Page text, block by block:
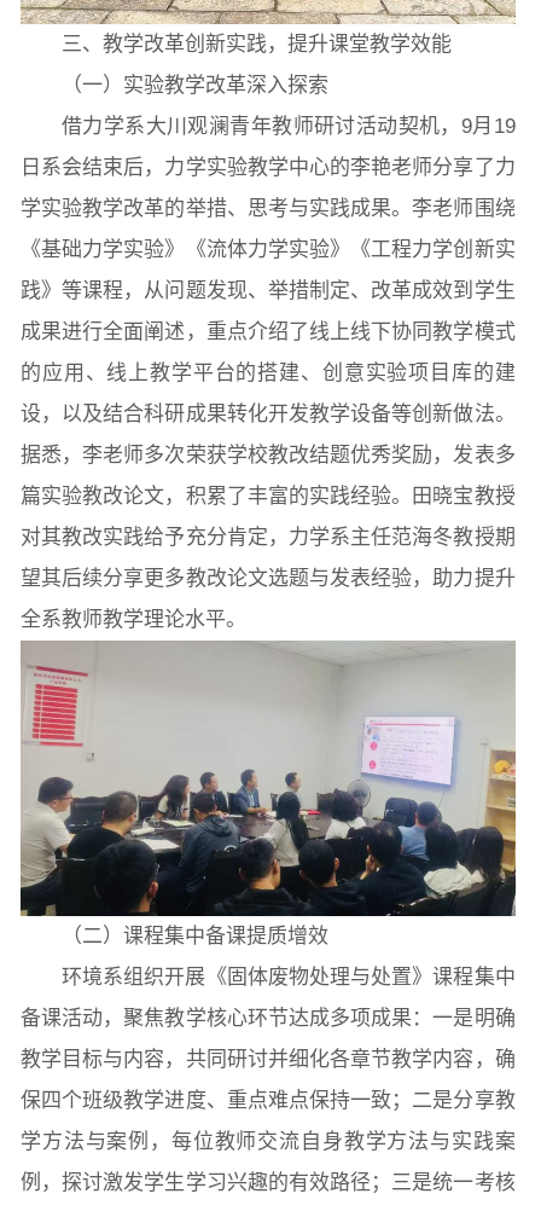
三、教学改革创新实践，提升课堂教学效能
（一）实验教学改革深入探索
借力学系大川观澜青年教师研讨活动契机，9月19
日系会结束后，力学实验教学中心的李艳老师分享了力
学实验教学改革的举措、思考与实践成果。李老师围绕
《基础力学实验》《流体力学实验》《工程力学创新实
践》等课程，从问题发现、举措制定、改革成效到学生
成果进行全面阐述，重点介绍了线上线下协同教学模式
的应用、线上教学平台的搭建、创意实验项目库的建
设，以及结合科研成果转化开发教学设备等创新做法。
据悉，李老师多次荣获学校教改结题优秀奖励，发表多
篇实验教改论文，积累了丰富的实践经验。田晓宝教授
对其教改实践给予充分肯定，力学系主任范海冬教授期
望其后续分享更多教改论文选题与发表经验，助力提升
全系教师教学理论水平。
（二）课程集中备课提质增效
环境系组织开展《固体废物处理与处置》课程集中
备课活动，聚焦教学核心环节达成多项成果：一是明确
教学目标与内容，共同研讨并细化各章节教学内容，确
保四个班级教学进度、重点难点保持一致；二是分享教
学方法与案例，每位教师交流自身教学方法与实践案
例，探讨激发学生学习兴趣的有效路径；三是统一考核